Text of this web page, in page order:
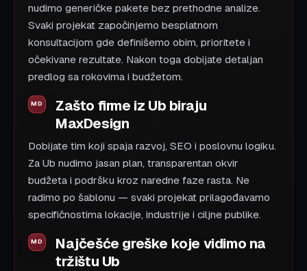
nudimo generičke pakete bez prethodne analize.
Svaki projekat započinjemo besplatnom
konsultacijom gde definišemo obim, prioritete i
očekivane rezultate. Nakon toga dobijate detaljan
predlog sa rokovima i budžetom.
Zašto firme iz Ub biraju
MaxDesign
Dobijate tim koji spaja razvoj, SEO i poslovnu logiku.
Za Ub nudimo jasan plan, transparentan okvir
budžeta i podršku kroz naredne faze rasta. Ne
radimo po šablonu — svaki projekat prilagođavamo
specifičnostima lokacije, industrije i ciljne publike.
Najčešće greške koje vidimo na
tržištu Ub